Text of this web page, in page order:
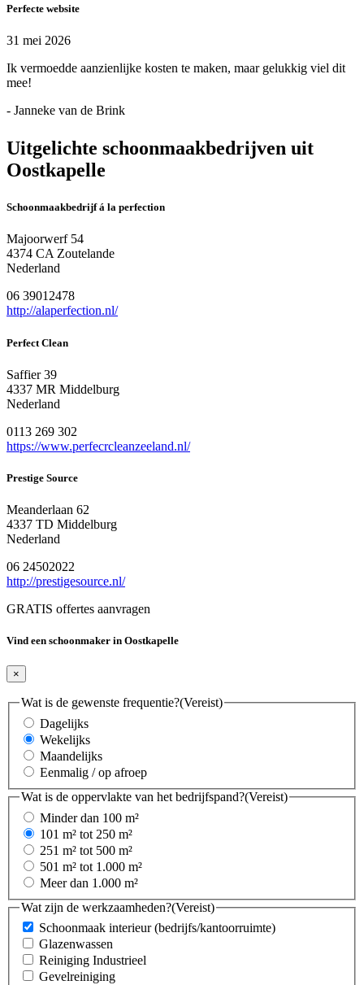
Perfecte website
31 mei 2026
Ik vermoedde aanzienlijke kosten te maken, maar gelukkig viel dit
mee!
- Janneke van de Brink
Uitgelichte schoonmaakbedrijven uit
Oostkapelle
Schoonmaakbedrijf á la perfection
Majoorwerf 54
4374 CA Zoutelande
Nederland
06 39012478
http://alaperfection.nl/
Perfect Clean
Saffier 39
4337 MR Middelburg
Nederland
0113 269 302
https://www.perfecrcleanzeeland.nl/
Prestige Source
Meanderlaan 62
4337 TD Middelburg
Nederland
06 24502022
http://prestigesource.nl/
GRATIS offertes aanvragen
Vind een schoonmaker in Oostkapelle
×
Wat is de gewenste frequentie?(Vereist)
Dagelijks
Wekelijks
Maandelijks
Eenmalig / op afroep
Wat is de oppervlakte van het bedrijfspand?(Vereist)
Minder dan 100 m²
101 m² tot 250 m²
251 m² tot 500 m²
501 m² tot 1.000 m²
Meer dan 1.000 m²
Wat zijn de werkzaamheden?(Vereist)
Schoonmaak interieur (bedrijfs/kantoorruimte)
Glazenwassen
Reiniging Industrieel
Gevelreiniging